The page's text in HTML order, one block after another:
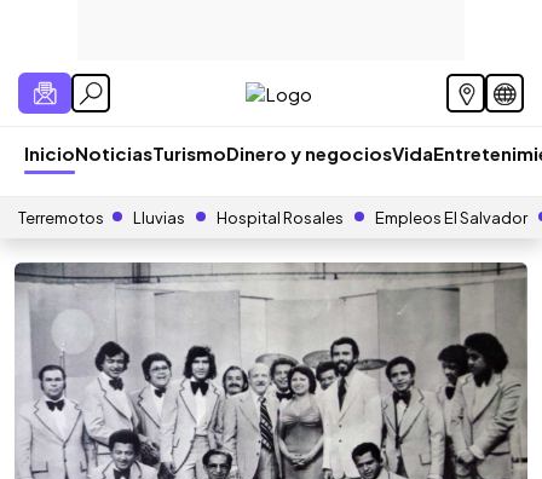
InicioNoticiasTurismoDinero y negociosVida
Terremotos Lluvias Hospital Rosales Empleos El Salvador